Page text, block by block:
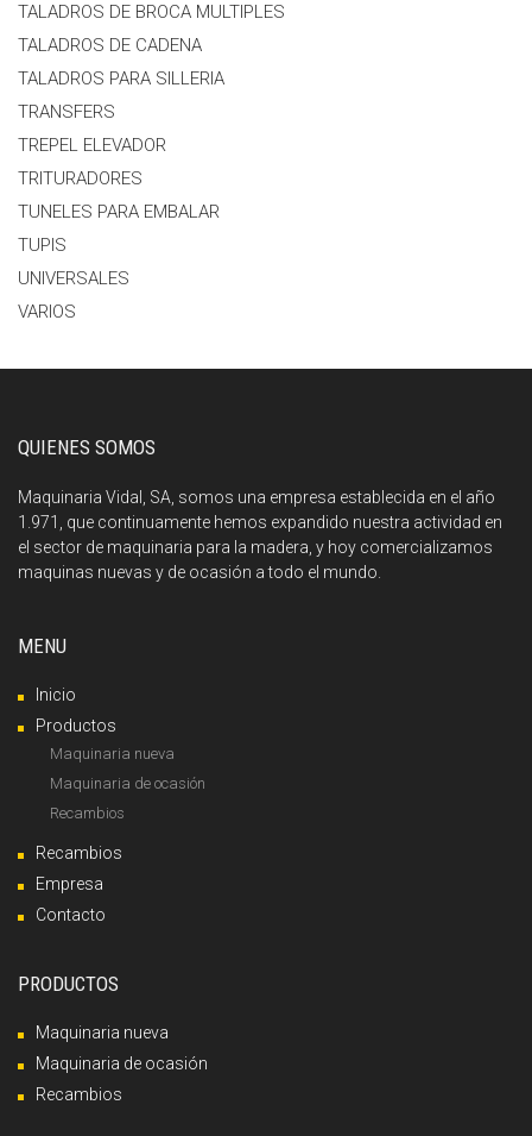
TALADROS DE BROCA MULTIPLES
TALADROS DE CADENA
TALADROS PARA SILLERIA
TRANSFERS
TREPEL ELEVADOR
TRITURADORES
TUNELES PARA EMBALAR
TUPIS
UNIVERSALES
VARIOS
QUIENES SOMOS
Maquinaria Vidal, SA, somos una empresa establecida en el año
1.971, que continuamente hemos expandido nuestra actividad en
el sector de maquinaria para la madera, y hoy comercializamos
maquinas nuevas y de ocasión a todo el mundo.
MENU
Inicio
Productos
Maquinaria nueva
Maquinaria de ocasión
Recambios
Recambios
Empresa
Contacto
PRODUCTOS
Maquinaria nueva
Maquinaria de ocasión
Recambios